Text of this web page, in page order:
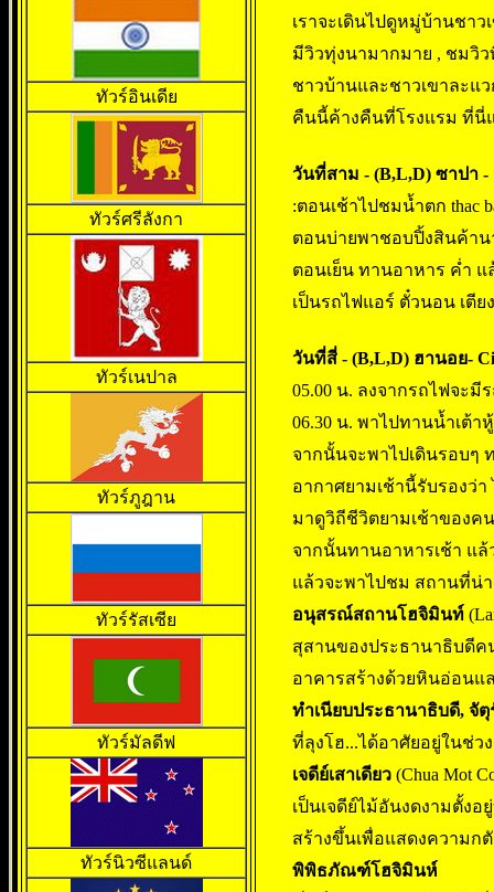
ทัวร์อินเดีย
ทัวร์ศรีลังกา
ทัวร์เนปาล
ทัวร์ภูฎาน
ทัวร์รัสเซีย
ทัวร์มัลดีฟ
ทัวร์นิวซีแลนด์
เราจะเดินไปดูหมู่บ้านชาว
มีวิวทุ่งนามากมาย , ชมวิ
ชาวบ้านและชาวเขาละแ
คืนนี้ค้างคืนที่โรงแรม ที่นี่
วันที่สาม - (B,L,D) ซาปา
:ตอนเช้าไปชมน้ำตก thac
ตอนบ่ายพาชอบปิ้งสินค้า
ตอนเย็น ทานอาหาร ค่ำ
เป็นรถไฟแอร์ ตั๋วนอน เ
วันที่สี่ - (B,L,D) ฮานอย-
05.00 น. ลงจากรถไฟจะมี
06.30 น. พาไปทานน้ำเต้
จากนั้นจะพาไปเดินรอบๆ
อากาศยามเช้านี้รับรองว่
มาดูวิถีชีวิตยามเช้าของค
จากนั้นทานอาหารเช้า แล้
แล้วจะพาไปชม สถานที่น่
อนุสรณ์สถานโฮจิมินท์
สุสานของประธานาธิบดีค
อาคารสร้างด้วยหินอ่อน
ทำเนียบประธานาธิบดี, จั
ที่ลุงโฮ...ได้อาศัยอยู่ในช่ว
เจดีย์เสาเดียว (Chua Mot
เป็นเจดีย์ไม้อันงดงามตั้งอ
สร้างขึ้นเพื่อแสดงความ
พิพิธภัณฑ์โฮจิมินห์